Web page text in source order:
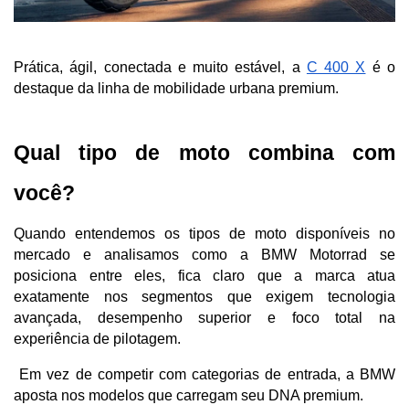
Prática, ágil, conectada e muito estável, a C 400 X é o
destaque da linha de mobilidade urbana premium.
Qual tipo de moto combina com
você?
Quando entendemos os tipos de moto disponíveis no
mercado e analisamos como a BMW Motorrad se
posiciona entre eles, fica claro que a marca atua
exatamente nos segmentos que exigem tecnologia
avançada, desempenho superior e foco total na
experiência de pilotagem.
Em vez de competir com categorias de entrada, a BMW
aposta nos modelos que carregam seu DNA premium.